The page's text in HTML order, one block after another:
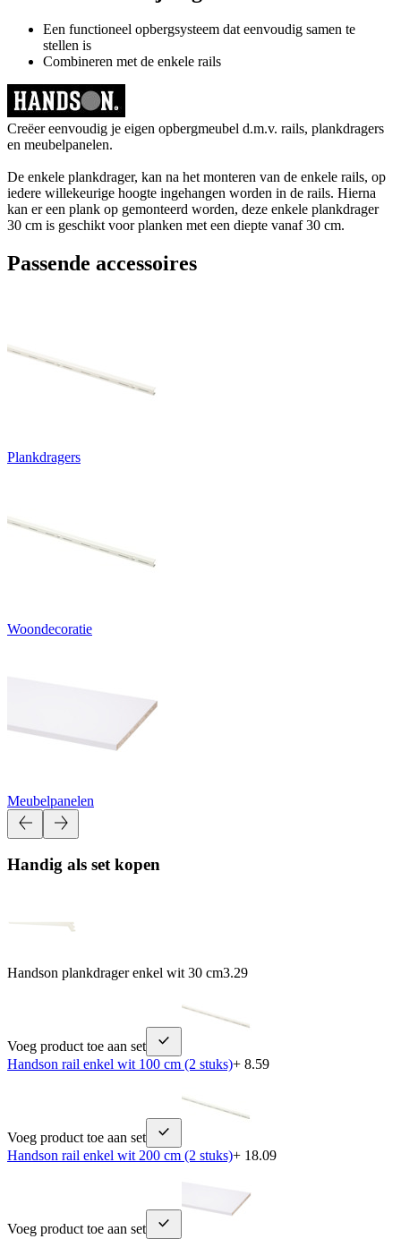
Een functioneel opbergsysteem dat eenvoudig samen te
stellen is
Combineren met de enkele rails
Creëer eenvoudig je eigen opbergmeubel d.m.v. rails, plankdragers
en meubelpanelen.
De enkele plankdrager, kan na het monteren van de enkele rails, op
iedere willekeurige hoogte ingehangen worden in de rails. Hierna
kan er een plank op gemonteerd worden, deze enkele plankdrager
30 cm is geschikt voor planken met een diepte vanaf 30 cm.
Passende accessoires
Plankdragers
Woondecoratie
Meubelpanelen
Handig als set kopen
Handson plankdrager enkel wit 30 cm3.29
Voeg product toe aan set
Handson rail enkel wit 100 cm (2 stuks)+ 8.59
Voeg product toe aan set
Handson rail enkel wit 200 cm (2 stuks)+ 18.09
Voeg product toe aan set